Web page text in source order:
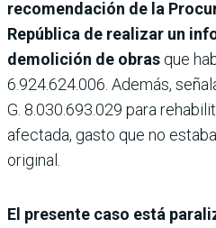
reco­mendación de la
República de realizar un
demolición de obras que
6.924.624.006. Además,
G. 8.030.693.029 para
afectada, gasto que no
original.
El presente caso está